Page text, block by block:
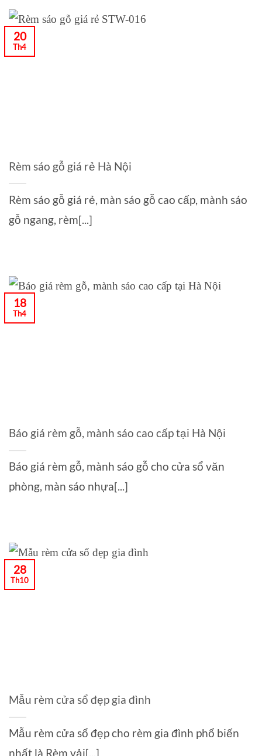
Rèm sáo gỗ giá rẻ Hà Nội
Rèm sáo gỗ giá rẻ, màn sáo gỗ cao cấp, mành sáo
gỗ ngang, rèm[...]
20
Th4
Báo giá rèm gỗ, mành sáo cao cấp tại Hà Nội
Báo giá rèm gỗ, mành sáo gỗ cho cửa sổ văn
phòng, màn sáo nhựa[...]
18
Th4
Mẫu rèm cửa sổ đẹp gia đình
Mẫu rèm cửa sổ đẹp cho rèm gia đình phổ biến
nhất là Rèm vải[...]
28
Th10